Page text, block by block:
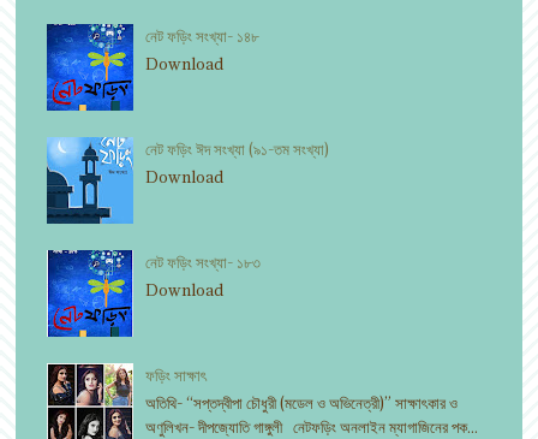
নেট ফড়িং সংখ্যা- ১৪৮
Download
নেট ফড়িং ঈদ সংখ্যা (৯১-তম সংখ্যা)
Download
নেট ফড়িং সংখ্যা- ১৮৩
Download
ফড়িং সাক্ষাৎ
অতিথি- “সপ্তদ্বীপা চৌধুরী (মডেল ও অভিনেত্রী)” সাক্ষাৎকার ও
অণুলিখন- দীপজ্যোতি গাঙ্গুলী নেটফড়িং অনলাইন ম্যাগাজিনের পক...